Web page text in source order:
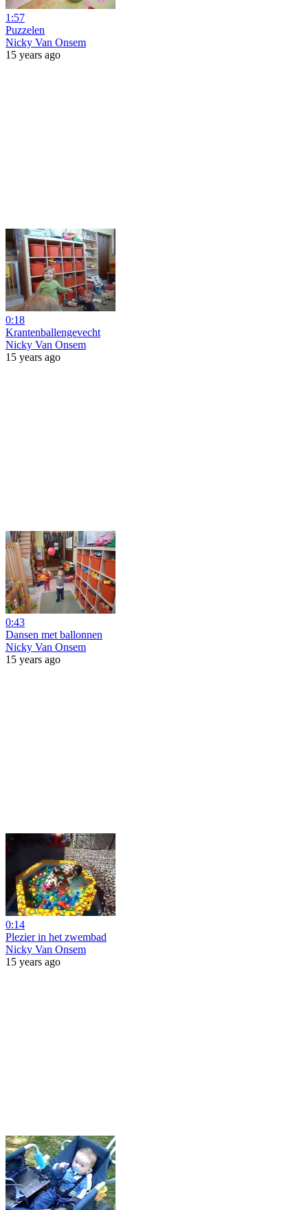
1:57
Puzzelen
Nicky Van Onsem
15 years ago
0:18
Krantenballengevecht
Nicky Van Onsem
15 years ago
0:43
Dansen met ballonnen
Nicky Van Onsem
15 years ago
0:14
Plezier in het zwembad
Nicky Van Onsem
15 years ago